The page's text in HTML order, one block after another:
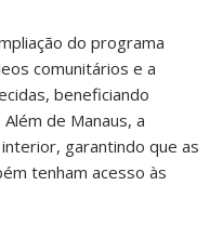
do programa
comunitários e a
beneficiando
de Manaus, a
garantindo que as
tenham acesso às